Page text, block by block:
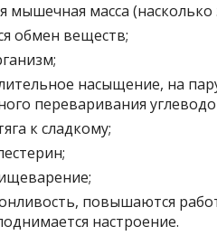
мышечная масса
обмен веществ;
насыщение, на
переваривания
к сладкому;
повышаются
настроение.